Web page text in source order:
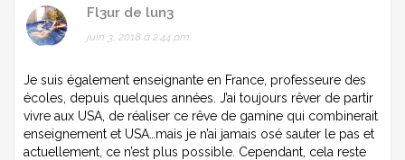
Fl3ur de lun3
juin 3, 2018 à 2:44 pm
Je suis également enseignante en France, professeure des
écoles, depuis quelques années. J’ai toujours rêver de partir
vivre aux USA, de réaliser ce rêve de gamine qui combinerait
enseignement et USA…mais je n’ai jamais osé sauter le pas et
actuellement, ce n’est plus possible. Cependant, cela reste